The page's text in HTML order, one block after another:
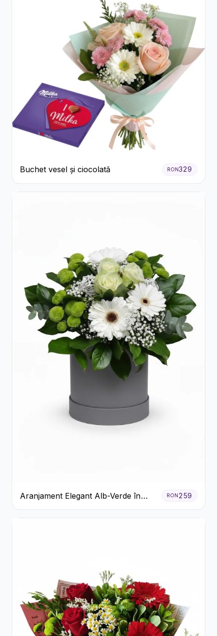
Buchet vesel și ciocolată RON329
Aranjament Elegant Alb-Verde în
Cutie Gri
RON 259